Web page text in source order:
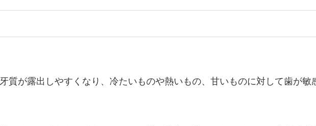
質が露出しやすくなり、冷たいものや熱いもの、甘いものに対して歯が敏